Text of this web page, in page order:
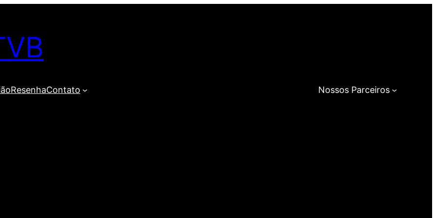
ResenhaContato Nossos Parceiros